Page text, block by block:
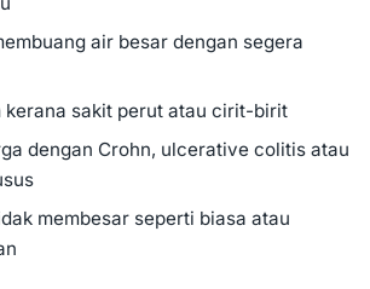
air besar dengan segera
kerana sakit perut atau cirit-birit
dengan Crohn, ulcerative colitis atau
membesar seperti biasa atau